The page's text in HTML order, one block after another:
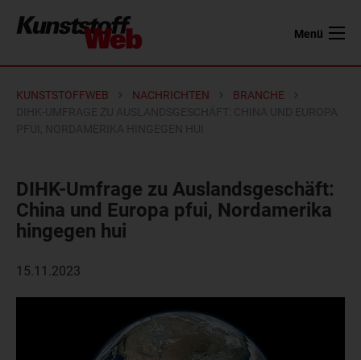
Menü
KUNSTSTOFFWEB NACHRICHTEN
BRANCHE
DIHK-Umfrage zu Auslandsgeschäft:
China und Europa pfui, Nordamerika
hingegen hui
15.11.2023